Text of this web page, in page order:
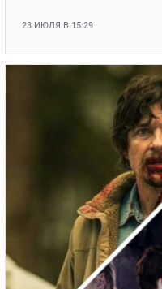
23 ИЮЛЯ В 15:29